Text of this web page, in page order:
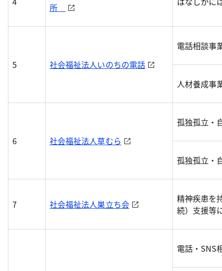
所
5 社会福祉法人いのちの電話
電話相談事
人材養成事
6 社会福祉法人草むら
孤独孤立・
孤独孤立・
7 社会福祉法人巣立ち会
精神疾患を
続）支援等
電話・SNS